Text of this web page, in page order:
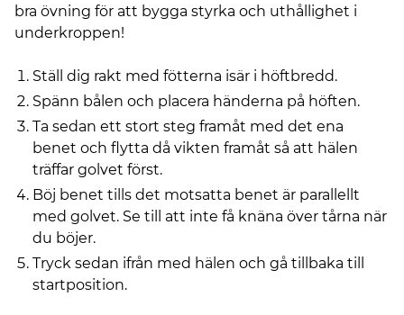
bra övning för att bygga styrka och uthållighet i
underkroppen!
Ställ dig rakt med fötterna isär i höftbredd.
Spänn bålen och placera händerna på höften.
Ta sedan ett stort steg framåt med det ena
benet och flytta då vikten framåt så att hälen
träffar golvet först.
Böj benet tills det motsatta benet är parallellt
med golvet. Se till att inte få knäna över tårna när
du böjer.
Tryck sedan ifrån med hälen och gå tillbaka till
startposition.